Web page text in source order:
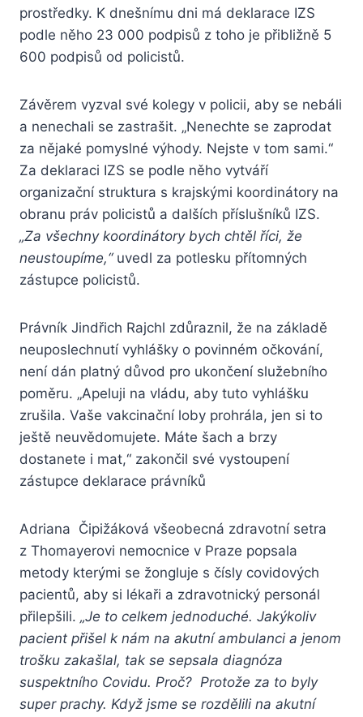
prostředky. K dnešnímu dni má deklarace IZS
podle něho 23 000 podpisů z toho je přibližně 5
600 podpisů od policistů.
Závěrem vyzval své kolegy v policii, aby se nebáli
a nenechali se zastrašit. „Nenechte se zaprodat
za nějaké pomyslné výhody. Nejste v tom sami.“
Za deklaraci IZS se podle něho vytváří
organizační struktura s krajskými koordinátory na
obranu práv policistů a dalších příslušníků IZS.
„Za všechny koordinátory bych chtěl říci, že
neustoupíme,“uvedl za potlesku přítomných
zástupce policistů.
Právník Jindřich Rajchl zdůraznil, že na základě
neuposlechnutí vyhlášky o povinném očkování,
není dán platný důvod pro ukončení služebního
poměru. „Apeluji na vládu, aby tuto vyhlášku
zrušila. Vaše vakcinační loby prohrála, jen si to
ještě neuvědomujete. Máte šach a brzy
dostanete i mat,“ zakončil své vystoupení
zástupce deklarace právníků
Adriana Čipižáková všeobecná zdravotní setra
z Thomayerovi nemocnice v Praze popsala
metody kterými se žongluje s čísly covidových
pacientů, aby si lékaři a zdravotnický personál
přilepšili. „Je to celkem jednoduché. Jakýkoliv
pacient přišel k nám na akutní ambulanci a jenom
trošku zakašlal, tak se sepsala diagnóza
suspektního Covidu. Proč? Protože za to byly
super prachy. Když jsme se rozdělili na akutní